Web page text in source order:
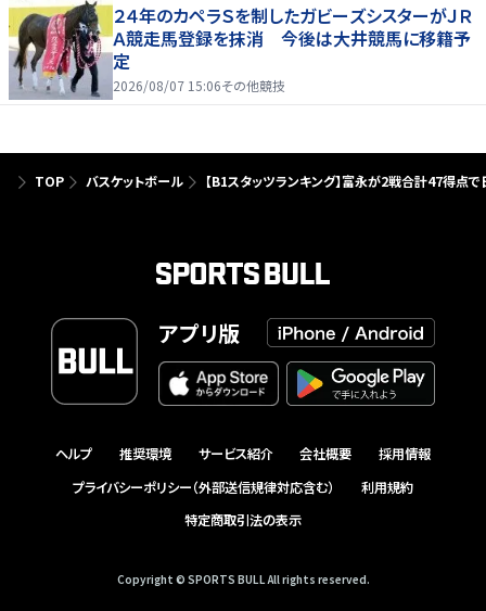
２４年のカペラＳを制したガビーズシスターがＪＲ
Ａ競走馬登録を抹消 今後は大井競馬に移籍予
定
2026/08/07 15:06その他競技
TOP バスケットボール 【B1スタッツランキング】富永が2戦合計47得
アプリ版
ヘルプ 推奨環境 サービス紹介 会社概要
採用情報
プライバシーポリシー（外部送信規律対応含む）
利用規約
特定商取引法の表示
Copyright © SPORTS BULL All rights reserved.